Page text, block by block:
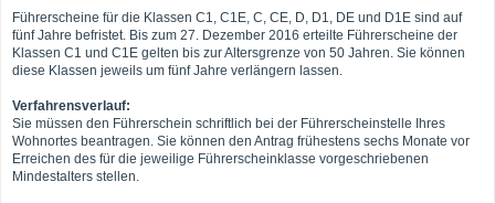
Führerscheine für die Klassen C1, C1E, C, CE, D, D1, DE und D1E sind auf
fünf Jahre befristet. Bis zum 27. Dezember 2016 erteilte Führerscheine der
Klassen C1 und C1E gelten bis zur Altersgrenze von 50 Jahren. Sie können
diese Klassen jeweils um fünf Jahre verlängern lassen.
Verfahrensverlauf:
Sie müssen den Führerschein schriftlich bei der Führerscheinstelle Ihres
Wohnortes beantragen. Sie können den Antrag frühestens sechs Monate vor
Erreichen des für die jeweilige Führerscheinklasse vorgeschriebenen
Mindestalters stellen.